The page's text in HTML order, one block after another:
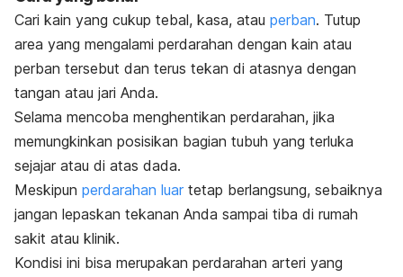
Cari kain yang cukup tebal, kasa, atau perban. Tutup
area yang mengalami perdarahan dengan kain atau
perban tersebut dan terus tekan di atasnya dengan
tangan atau jari Anda.
Selama mencoba menghentikan perdarahan, jika
memungkinkan posisikan bagian tubuh yang terluka
sejajar atau di atas dada.
Meskipun perdarahan luar tetap berlangsung, sebaiknya
jangan lepaskan tekanan Anda sampai tiba di rumah
sakit atau klinik.
Kondisi ini bisa merupakan perdarahan arteri yang